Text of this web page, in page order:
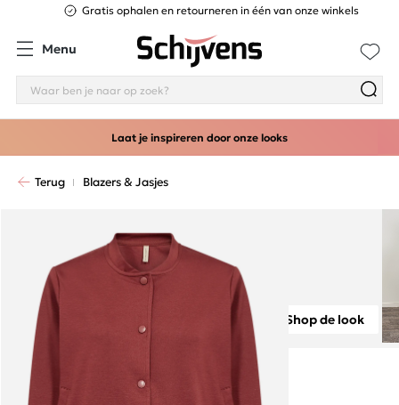
Gratis ophalen en retourneren in één van onze
14 dagen retourgarantie
Menu
Laat je inspireren door onze looks
Terug Blazers & Jasjes
Shop de look